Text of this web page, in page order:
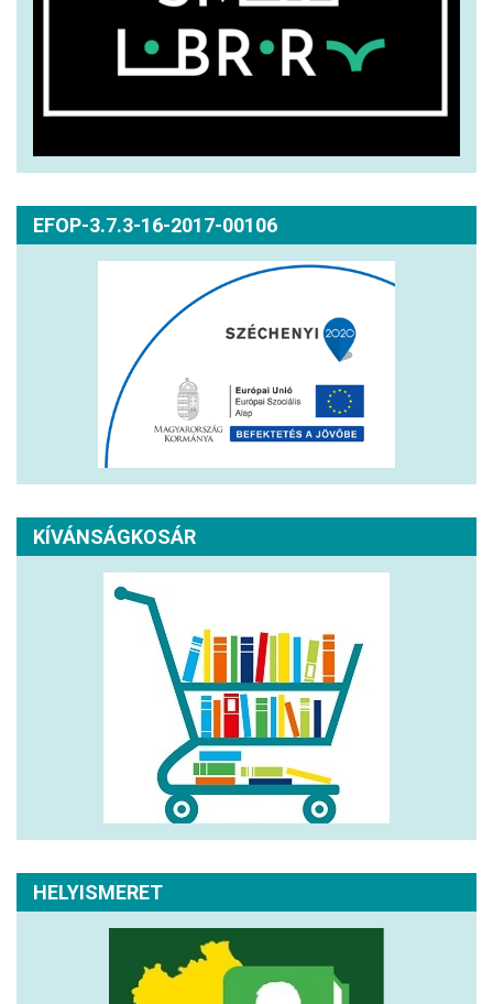
EFOP-3.7.3-16-2017-00106
KÍVÁNSÁGKOSÁR
HELYISMERET